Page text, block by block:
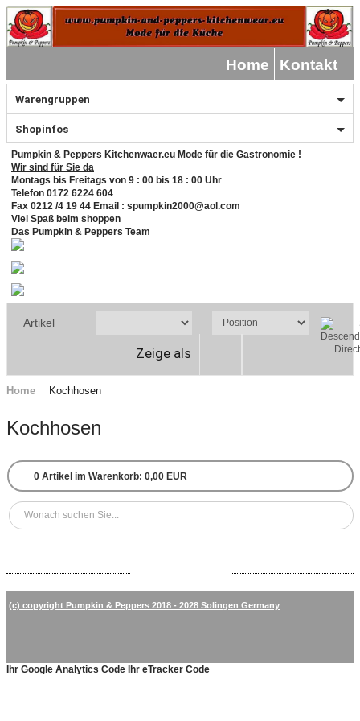
Home Kontakt
Warengruppen
Shopinfos
Pumpkin & Peppers Kitchenwaer.eu Mode für die Gastronomie !
Wir sind für Sie da
Montags bis Freitags von 9 : 00 bis 18 : 00 Uhr
Telefon 0172 6224 604
Fax 0212 /4 19 44 Email : spumpkin2000@aol.com
Viel Spaß beim shoppen
Das Pumpkin & Peppers Team
Artikel
Zeige als
Home Kochhosen
Kochhosen
0 Artikel im Warenkorb: 0,00 EUR
(c) copyright Pumpkin & Peppers 2018 - 2028 Solingen Germany
Ihr Google Analytics Code Ihr eTracker Code